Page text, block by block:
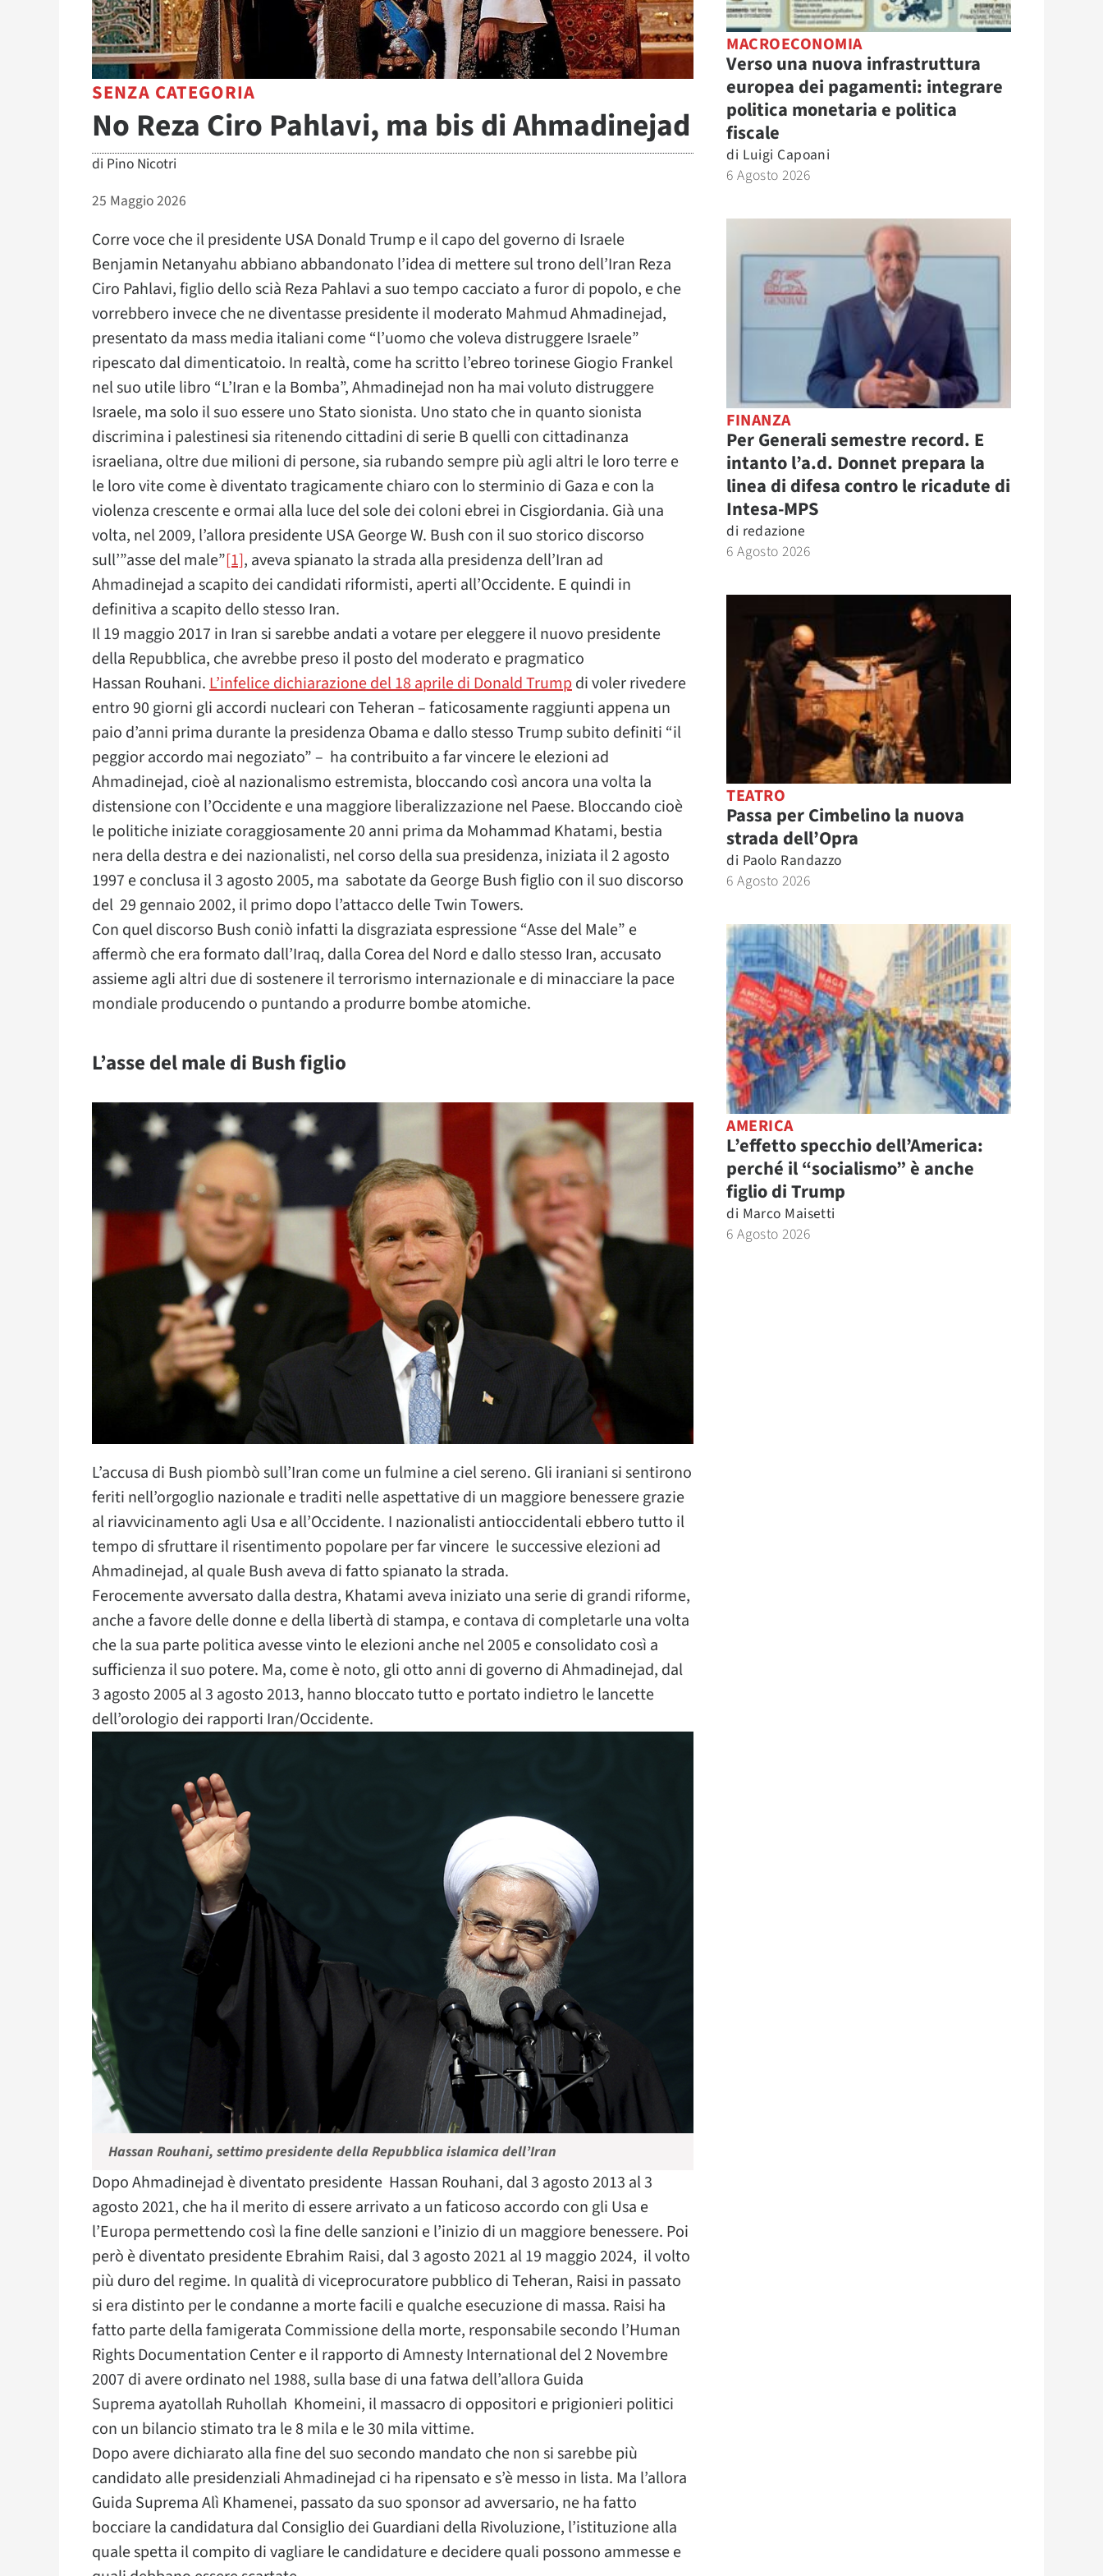
SENZA CATEGORIA
No Reza Ciro Pahlavi, ma bis di Ahmadinejad
di Pino Nicotri
25 Maggio 2026
Corre voce che il presidente USA Donald Trump e il capo del governo di Israele
Benjamin Netanyahu abbiano abbandonato l’idea di mettere sul trono dell’Iran Reza
Ciro Pahlavi, figlio dello scià Reza Pahlavi a suo tempo cacciato a furor di popolo, e che
vorrebbero invece che ne diventasse presidente il moderato Mahmud Ahmadinejad,
presentato da mass media italiani come “l’uomo che voleva distruggere Israele”
ripescato dal dimenticatoio. In realtà, come ha scritto l’ebreo torinese Giogio Frankel
nel suo utile libro “L’Iran e la Bomba”, Ahmadinejad non ha mai voluto distruggere
Israele, ma solo il suo essere uno Stato sionista. Uno stato che in quanto sionista
discrimina i palestinesi sia ritenendo cittadini di serie B quelli con cittadinanza
israeliana, oltre due milioni di persone, sia rubando sempre più agli altri le loro terre e
le loro vite come è diventato tragicamente chiaro con lo sterminio di Gaza e con la
violenza crescente e ormai alla luce del sole dei coloni ebrei in Cisgiordania. Già una
volta, nel 2009, l’allora presidente USA George W. Bush con il suo storico discorso
sull’”asse del male”[1], aveva spianato la strada alla presidenza dell’Iran ad
Ahmadinejad a scapito dei candidati riformisti, aperti all’Occidente. E quindi in
definitiva a scapito dello stesso Iran.
Il 19 maggio 2017 in Iran si sarebbe andati a votare per eleggere il nuovo presidente
della Repubblica, che avrebbe preso il posto del moderato e pragmatico
Hassan Rouhani.L’infelice dichiarazione del 18 aprile di Donald Trumpdi voler rivedere
entro 90 giorni gli accordi nucleari con Teheran – faticosamente raggiunti appena un
paio d’anni prima durante la presidenza Obama e dallo stesso Trump subito definiti “il
peggior accordo mai negoziato” – ha contribuito a far vincere le elezioni ad
Ahmadinejad, cioè al nazionalismo estremista, bloccando così ancora una volta la
distensione con l’Occidente e una maggiore liberalizzazione nel Paese. Bloccando cioè
le politiche iniziate coraggiosamente 20 anni prima da Mohammad Khatami, bestia
nera della destra e dei nazionalisti, nel corso della sua presidenza, iniziata il 2 agosto
1997 e conclusa il 3 agosto 2005, ma sabotate da George Bush figlio con il suo discorso
del 29 gennaio 2002, il primo dopo l’attacco delle Twin Towers.
Con quel discorso Bush coniò infatti la disgraziata espressione “Asse del Male” e
affermò che era formato dall’Iraq, dalla Corea del Nord e dallo stesso Iran, accusato
assieme agli altri due di sostenere il terrorismo internazionale e di minacciare la pace
mondiale producendo o puntando a produrre bombe atomiche.
L’asse del male di Bush figlio
L’accusa di Bush piombò sull’Iran come un fulmine a ciel sereno. Gli iraniani si sentirono
feriti nell’orgoglio nazionale e traditi nelle aspettative di un maggiore benessere grazie
al riavvicinamento agli Usa e all’Occidente. I nazionalisti antioccidentali ebbero tutto il
tempo di sfruttare il risentimento popolare per far vincere le successive elezioni ad
Ahmadinejad, al quale Bush aveva di fatto spianato la strada.
Ferocemente avversato dalla destra, Khatami aveva iniziato una serie di grandi riforme,
anche a favore delle donne e della libertà di stampa, e contava di completarle una volta
che la sua parte politica avesse vinto le elezioni anche nel 2005 e consolidato così a
sufficienza il suo potere. Ma, come è noto, gli otto anni di governo di Ahmadinejad, dal
3 agosto 2005 al 3 agosto 2013, hanno bloccato tutto e portato indietro le lancette
dell’orologio dei rapporti Iran/Occidente.
Hassan Rouhani, settimo presidente della Repubblica islamica dell’Iran
Dopo Ahmadinejad è diventato presidente Hassan Rouhani, dal 3 agosto 2013 al 3
agosto 2021, che ha il merito di essere arrivato a un faticoso accordo con gli Usa e
l’Europa permettendo così la fine delle sanzioni e l’inizio di un maggiore benessere. Poi
però è diventato presidente Ebrahim Raisi, dal 3 agosto 2021 al 19 maggio 2024, il volto
più duro del regime. In qualità di viceprocuratore pubblico di Teheran, Raisi in passato
si era distinto per le condanne a morte facili e qualche esecuzione di massa. Raisi ha
fatto parte della famigerata Commissione della morte, responsabile secondo l’Human
Rights Documentation Center e il rapporto di Amnesty International del 2 Novembre
2007 di avere ordinato nel 1988, sulla base di una fatwa dell’allora Guida
Suprema ayatollah Ruhollah Khomeini, il massacro di oppositori e prigionieri politici
con un bilancio stimato tra le 8 mila e le 30 mila vittime.
Dopo avere dichiarato alla fine del suo secondo mandato che non si sarebbe più
candidato alle presidenziali Ahmadinejad ci ha ripensato e s’è messo in lista. Ma l’allora
Guida Suprema Alì Khamenei, passato da suo sponsor ad avversario, ne ha fatto
bocciare la candidatura dal Consiglio dei Guardiani della Rivoluzione, l’istituzione alla
quale spetta il compito di vagliare le candidature e decidere quali possono ammesse e
MACROECONOMIA
Verso una nuova infrastruttura
europea dei pagamenti: integrare
politica monetaria e politica
fiscale
di Luigi Capoani
6 Agosto 2026
FINANZA
Per Generali semestre record. E
intanto l’a.d. Donnet prepara la
linea di difesa contro le ricadute di
Intesa-MPS
di redazione
6 Agosto 2026
TEATRO
Passa per Cimbelino la nuova
strada dell’Opra
di Paolo Randazzo
6 Agosto 2026
AMERICA
L’effetto specchio dell’America:
perché il “socialismo” è anche
figlio di Trump
di Marco Maisetti
6 Agosto 2026